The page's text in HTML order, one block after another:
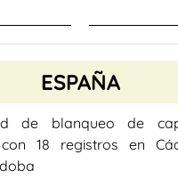
ESPAÑA
de blanqueo de
18 registros en